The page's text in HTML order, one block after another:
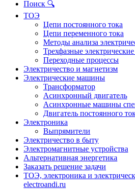
Поиск 🔍
ТОЭ
Цепи постоянного тока
Цепи переменного тока
Методы анализа
Трехфазные
Переходные процессы
Электричество и магнетизм
Электрические машины
Трансформатор
Асинхронный двигатель
Асинхронные машины
Двигатель постоянного
Электроника
Выпрямители
Электричество в быту
Электромагнитные устройства
Альтернативная энергетика
Заказать решение задачи
ТОЭ, электроника и
electroandi.ru